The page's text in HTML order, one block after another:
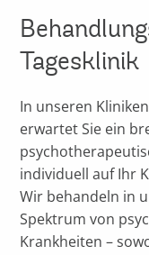
Tagesklinik
In unseren
erwartet Sie ein
individuell auf Ihr
Wir behandeln in
Spektrum von
Krankheiten –